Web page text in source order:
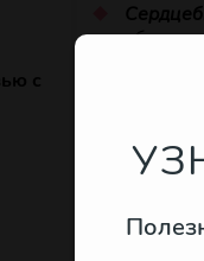
с
В
и были